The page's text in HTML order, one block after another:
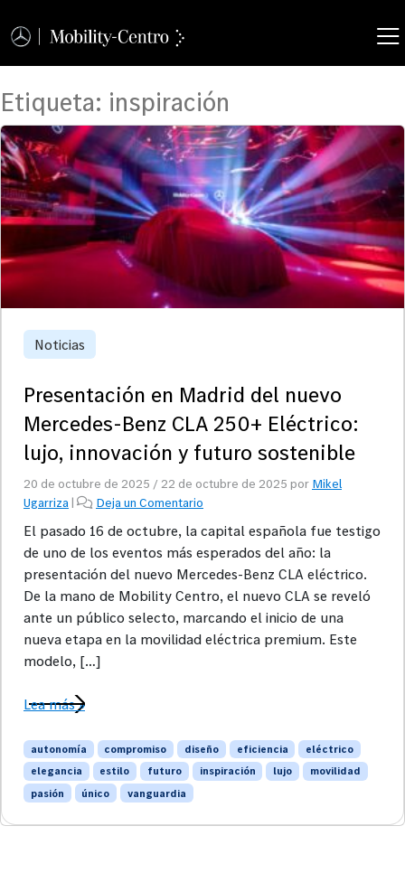
Etiqueta: inspiración
Noticias
Presentación en Madrid del nuevo
Mercedes-Benz CLA 250+ Eléctrico:
lujo, innovación y futuro sostenible
20 de octubre de 2025 / 22 de octubre de 2025 por Mikel
Ugarriza| Deja un Comentario
El pasado 16 de octubre, la capital española fue testigo
de uno de los eventos más esperados del año: la
presentación del nuevo Mercedes-Benz CLA eléctrico.
De la mano de Mobility Centro, el nuevo CLA se reveló
ante un público selecto, marcando el inicio de una
nueva etapa en la movilidad eléctrica premium. Este
modelo, […]
Lea más »
autonomía compromiso diseño eficiencia
eléctrico
elegancia
estilo futuro inspiración lujo
movilidad
pasión
único vanguardia